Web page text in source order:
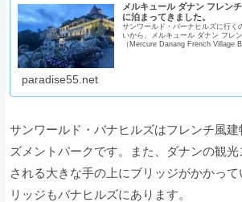
メルキュール ダナン フレン
に泊まってきました。
サンワールド・バーナヒルズに行く
いから、メルキュール ダナン フレ
（Mercure Danang French Village
paradise55.net
サンワールド・バナヒルズはフレンチ風
ズメントパークです。また、ダナンの観
される大きな手の上にブリッジがかかっ
リッジもバナヒルズにあります。